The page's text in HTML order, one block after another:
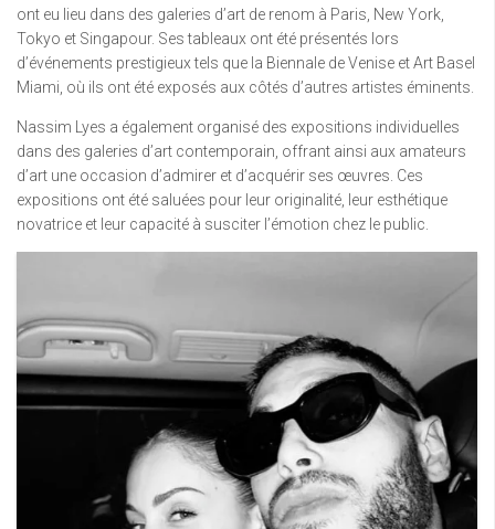
ont eu lieu dans des galeries d’art de renom à Paris, New York,
Tokyo et Singapour. Ses tableaux ont été présentés lors
d’événements prestigieux tels que la Biennale de Venise et Art Basel
Miami, où ils ont été exposés aux côtés d’autres artistes éminents.
Nassim Lyes a également organisé des expositions individuelles
dans des galeries d’art contemporain, offrant ainsi aux amateurs
d’art une occasion d’admirer et d’acquérir ses œuvres. Ces
expositions ont été saluées pour leur originalité, leur esthétique
novatrice et leur capacité à susciter l’émotion chez le public.